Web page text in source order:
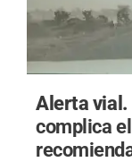
Alerta vial.
complica